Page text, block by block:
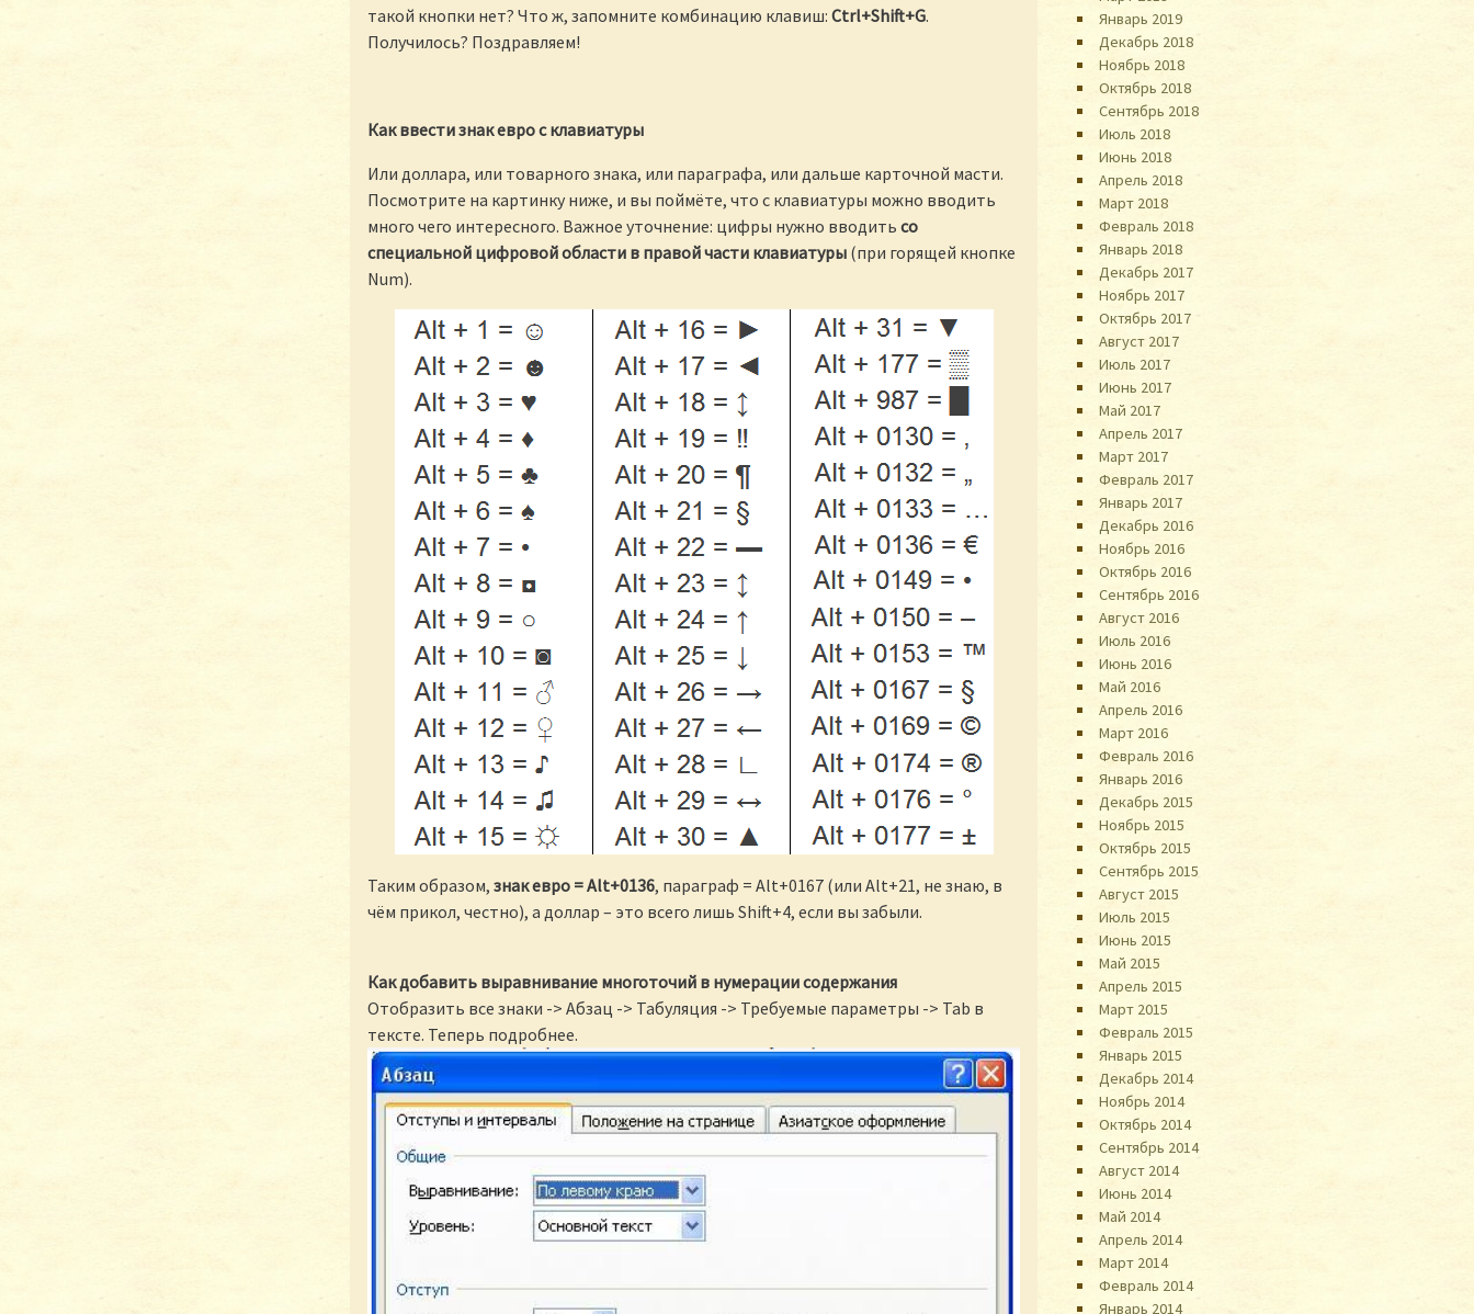
такой кнопки нет? Что ж, запомните комбинацию клавиш: Ctrl+Shift+G.
Получилось? Поздравляем!
Как ввести знак евро с клавиатуры
Или доллара, или товарного знака, или параграфа, или дальше карточной масти.
Посмотрите на картинку ниже, и вы поймёте, что с клавиатуры можно вводить
много чего интересного. Важное уточнение: цифры нужно вводить со
специальной цифровой области в правой части клавиатуры (при горящей кнопке
Num).
Таким образом, знак евро = Alt+0136, параграф = Alt+0167 (или Alt+21, не знаю, в
чём прикол, честно), а доллар – это всего лишь Shift+4, если вы забыли.
Как добавить выравнивание многоточий в нумерации содержания
Отобразить все знаки -> Абзац -> Табуляция -> Требуемые параметры -> Tab в
тексте. Теперь подробнее.
Январь 2019
Декабрь 2018
Ноябрь 2018
Октябрь 2018
Сентябрь 2018
Июль 2018
Июнь 2018
Апрель 2018
Март 2018
Февраль 2018
Январь 2018
Декабрь 2017
Ноябрь 2017
Октябрь 2017
Август 2017
Июль 2017
Июнь 2017
Май 2017
Апрель 2017
Март 2017
Февраль 2017
Январь 2017
Декабрь 2016
Ноябрь 2016
Октябрь 2016
Сентябрь 2016
Август 2016
Июль 2016
Июнь 2016
Май 2016
Апрель 2016
Март 2016
Февраль 2016
Январь 2016
Декабрь 2015
Ноябрь 2015
Октябрь 2015
Сентябрь 2015
Август 2015
Июль 2015
Июнь 2015
Май 2015
Апрель 2015
Март 2015
Февраль 2015
Январь 2015
Декабрь 2014
Ноябрь 2014
Октябрь 2014
Сентябрь 2014
Август 2014
Июнь 2014
Май 2014
Апрель 2014
Март 2014
Февраль 2014
Январь 2014